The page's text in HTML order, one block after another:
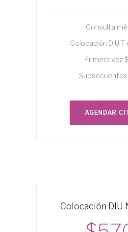
Consulta
Colocación DIU
Primera vez
AGENDAR
Colocación DIU